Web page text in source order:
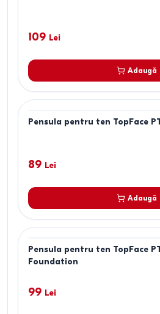
109 Lei
Adaugă
Pensula pentru ten TopFace
89 Lei
Adaugă
Pensula pentru ten TopFace
Foundation
99 Lei